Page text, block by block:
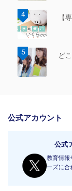
【
ど
公式アカウント
公式
教育情報
ーズに合